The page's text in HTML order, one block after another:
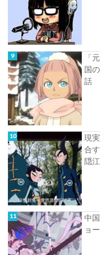
「
国
話
現
合
隠江
中
ョ